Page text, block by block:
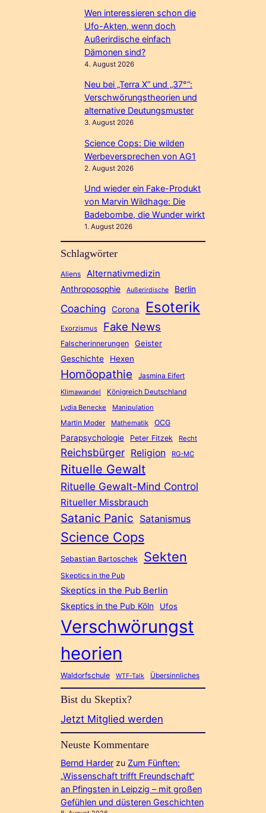
Wen interessieren schon die
Ufo-Akten, wenn doch
Außerirdische einfach
Dämonen sind?
4. August 2026
Neu bei „Terra X“ und „37°“:
Verschwörungstheorien und
alternative Deutungsmuster
3. August 2026
Science Cops: Die wilden
Werbeversprechen von AG1
2. August 2026
Und wieder ein Fake-Produkt
von Marvin Wildhage: Die
Badebombe, die Wunder wirkt
1. August 2026
Schlagwörter
Aliens Alternativmedizin
Anthroposophie Außerirdische Berlin
Coaching Corona Esoterik
Exorzismus Fake News
Falscherinnerungen
Geister
Geschichte
Hexen
Homöopathie Jasmina Eifert
Klimawandel Königreich Deutschland
Lydia Benecke Manipulation
Martin Moder Mathematik OCG
Parapsychologie Peter Fitzek Recht
Reichsbürger Religion RG-MC
Rituelle Gewalt
Rituelle Gewalt-Mind Control
Ritueller Missbrauch
Satanic Panic Satanismus
Science Cops
Sebastian Bartoschek Sekten
Skeptics in the Pub
Skeptics in the Pub Berlin
Skeptics in the Pub Köln Ufos
Verschwörungst
heorien
Waldorfschule WTF-Talk Übersinnliches
Bist du Skeptix?
Jetzt Mitglied werden
Neuste Kommentare
Bernd Harder zuZum Fünften:
„Wissenschaft trifft Freundschaft“
an Pfingsten in Leipzig – mit großen
Gefühlen und düsteren Geschichten